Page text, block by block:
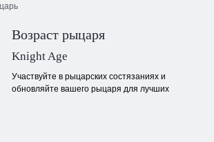
Возраст рыцаря
Knight Age
Участвуйте в рыцарских состязаниях и
обновляйте вашего рыцаря для лучших